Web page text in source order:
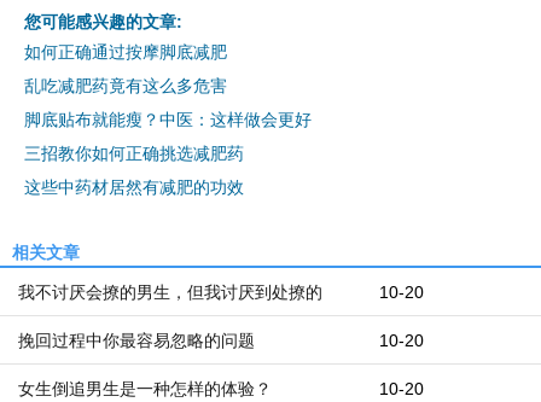
您可能感兴趣的文章:
如何正确通过按摩脚底减肥
乱吃减肥药竟有这么多危害
脚底贴布就能瘦？中医：这样做会更好
三招教你如何正确挑选减肥药
这些中药材居然有减肥的功效
相关文章
10-20
我不讨厌会撩的男生，但我讨厌到处撩的
10-20
挽回过程中你最容易忽略的问题
10-20
女生倒追男生是一种怎样的体验？